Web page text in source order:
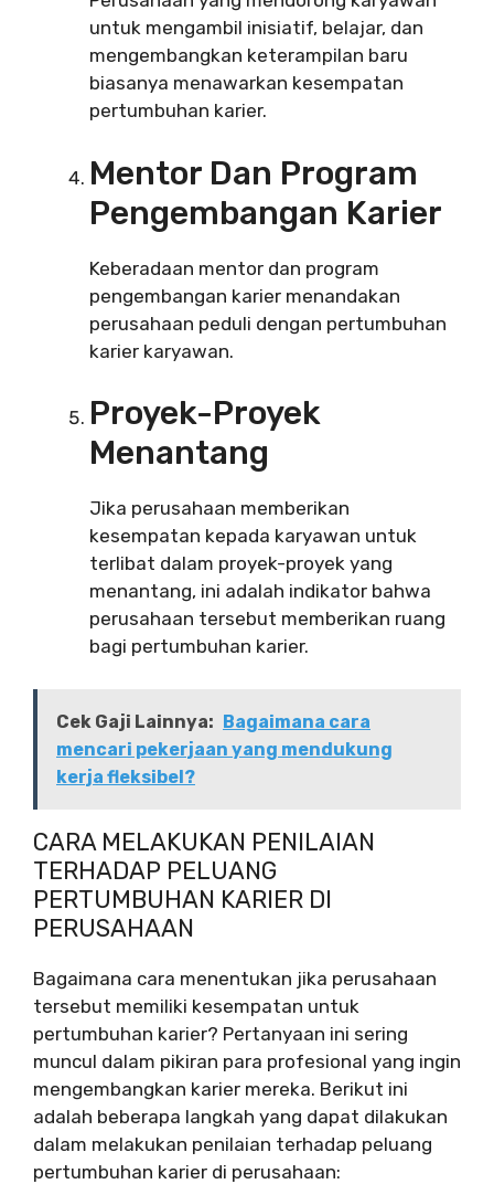
untuk mengambil inisiatif, belajar, dan
mengembangkan keterampilan baru
biasanya menawarkan kesempatan
pertumbuhan karier.
Mentor Dan Program
Pengembangan Karier
Keberadaan mentor dan program
pengembangan karier menandakan
perusahaan peduli dengan pertumbuhan
karier karyawan.
Proyek-Proyek
Menantang
Jika perusahaan memberikan
kesempatan kepada karyawan untuk
terlibat dalam proyek-proyek yang
menantang, ini adalah indikator bahwa
perusahaan tersebut memberikan ruang
bagi pertumbuhan karier.
Cek Gaji Lainnya: Bagaimana cara
mencari pekerjaan yang mendukung
kerja fleksibel?
CARA MELAKUKAN PENILAIAN
TERHADAP PELUANG
PERTUMBUHAN KARIER DI
PERUSAHAAN
Bagaimana cara menentukan jika perusahaan
tersebut memiliki kesempatan untuk
pertumbuhan karier? Pertanyaan ini sering
muncul dalam pikiran para profesional yang ingin
mengembangkan karier mereka. Berikut ini
adalah beberapa langkah yang dapat dilakukan
dalam melakukan penilaian terhadap peluang
pertumbuhan karier di perusahaan: